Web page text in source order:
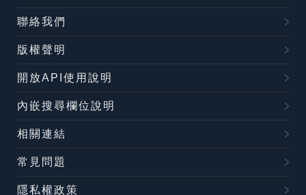
聯絡我們
版權聲明
開放API使用說明
內嵌搜尋欄位說明
相關連結
常見問題
隱私權政策